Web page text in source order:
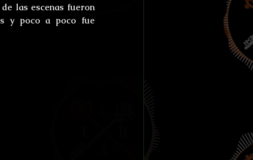
Horresco Referens
las escenas fueron
y poco a poco fue